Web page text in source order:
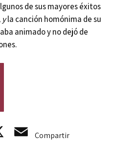
de sus mayores éxitos
yla canción homónima de su
animado y no dejó de
Email
Compartir